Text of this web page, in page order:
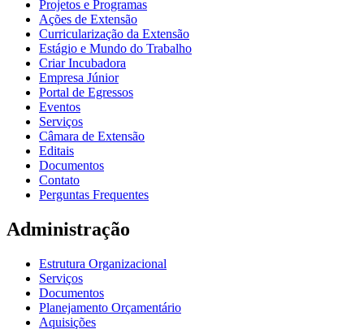
Projetos e Programas
Ações de Extensão
Curricularização da Extensão
Estágio e Mundo do Trabalho
Criar Incubadora
Empresa Júnior
Portal de Egressos
Eventos
Serviços
Câmara de Extensão
Editais
Documentos
Contato
Perguntas Frequentes
Administração
Estrutura Organizacional
Serviços
Documentos
Planejamento Orçamentário
Aquisições